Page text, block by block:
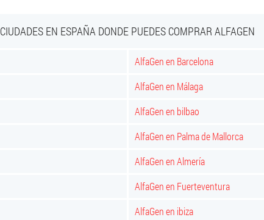
CIUDADES EN ESPAÑA DONDE PUEDES COMPRAR ALFAGEN
AlfaGen en Barcelona
AlfaGen en Málaga
AlfaGen en bilbao
AlfaGen en Palma de Mallorca
AlfaGen en Almería
AlfaGen en Fuerteventura
AlfaGen en ibiza